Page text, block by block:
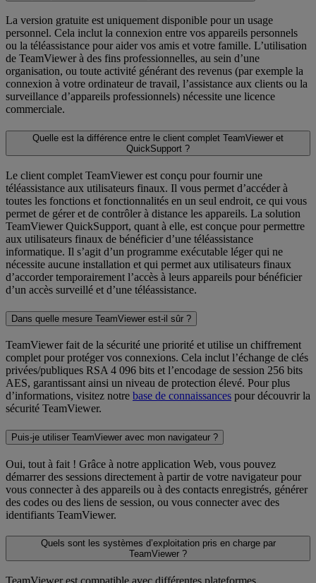
La version gratuite est uniquement disponible pour un usage
personnel. Cela inclut la connexion entre vos appareils personnels
ou la téléassistance pour aider vos amis et votre famille. L’utilisation
de TeamViewer à des fins professionnelles, au sein d’une
organisation, ou toute activité générant des revenus (par exemple la
connexion à votre ordinateur de travail, l’assistance aux clients ou la
surveillance d’appareils professionnels) nécessite une licence
commerciale.
Quelle est la différence entre le client complet TeamViewer et
QuickSupport ?
Le client complet TeamViewer est conçu pour fournir une
téléassistance aux utilisateurs finaux. Il vous permet d’accéder à
toutes les fonctions et fonctionnalités en un seul endroit, ce qui vous
permet de gérer et de contrôler à distance les appareils. La solution
TeamViewer QuickSupport, quant à elle, est conçue pour permettre
aux utilisateurs finaux de bénéficier d’une téléassistance
informatique. Il s’agit d’un programme exécutable léger qui ne
nécessite aucune installation et qui permet aux utilisateurs finaux
d’accorder temporairement l’accès à leurs appareils pour bénéficier
d’un accès surveillé et d’une téléassistance.
Dans quelle mesure TeamViewer est-il sûr ?
TeamViewer fait de la sécurité une priorité et utilise un chiffrement
complet pour protéger vos connexions. Cela inclut l’échange de clés
privées/publiques RSA 4 096 bits et l’encodage de session 256 bits
AES, garantissant ainsi un niveau de protection élevé. Pour plus
d’informations, visitez notre base de connaissances pour découvrir la
sécurité TeamViewer.
Puis-je utiliser TeamViewer avec mon navigateur ?
Oui, tout à fait ! Grâce à notre application Web, vous pouvez
démarrer des sessions directement à partir de votre navigateur pour
vous connecter à des appareils ou à des contacts enregistrés, générer
des codes ou des liens de session, ou vous connecter avec des
identifiants TeamViewer.
Quels sont les systèmes d’exploitation pris en charge par
TeamViewer ?
TeamViewer est compatible avec différentes plateformes,